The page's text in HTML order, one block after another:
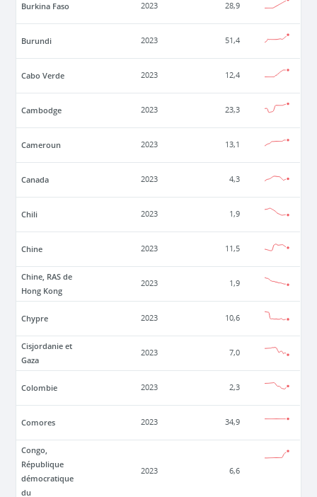
Burkina Faso 2023 28,9
Burundi 2023 51,4
Cabo Verde 2023 12,4
Cambodge 2023 23,3
Cameroun 2023 13,1
Canada 2023 4,3
Chili 2023 1,9
Chine 2023 11,5
Chine, RAS de
Hong Kong
2023 1,9
Chypre 2023 10,6
Cisjordanie et
Gaza
2023 7,0
Colombie 2023 2,3
Comores 2023 34,9
Congo,
République
démocratique
du
2023 6,6